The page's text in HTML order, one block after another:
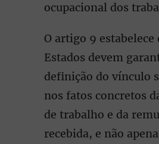
ocupacional dos
O artigo 9 estabelece
Estados devem
definição do vínculo
nos fatos concretos
de trabalho e da
recebida, e não